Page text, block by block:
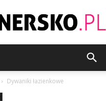
Dywaniki łazienkowe